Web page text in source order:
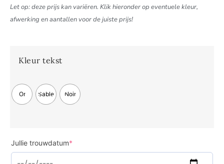
Let op: deze prijs kan variëren. Klik hieronder op eventuele kleur,
afwerking en aantallen voor de juiste prijs!
Kleur tekst
Or Sable Noir
Jullie trouwdatum*